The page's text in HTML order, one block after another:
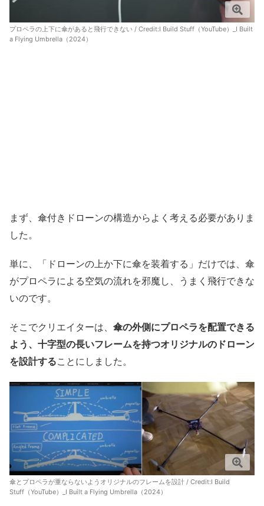
プロペラの上下に傘があると飛行できない / Credit:I Build Stuff（YouTube）_I Built
a Flying Umbrella（2024）
まず、傘付きドローンの構造からよく考える必要がありま
した。
単に、「ドローンの上か下に傘を装着する」だけでは、傘
がプロペラによる空気の流れを邪魔し、うまく飛行できな
いのです。
そこでクリエイターは、 傘の外側にプロペラを配置できる
よう、十字型の長いフレームを持つオリジナルのドローン
を設計することにしました。
傘とプロペラが重ならないようオリジナルのフレームを設計 / Credit:I Build
Stuff（YouTube）_I Built a Flying Umbrella（2024）